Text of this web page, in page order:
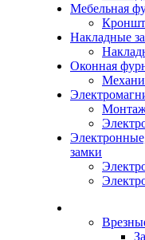
Мебельная
Накладные
Оконная
замки